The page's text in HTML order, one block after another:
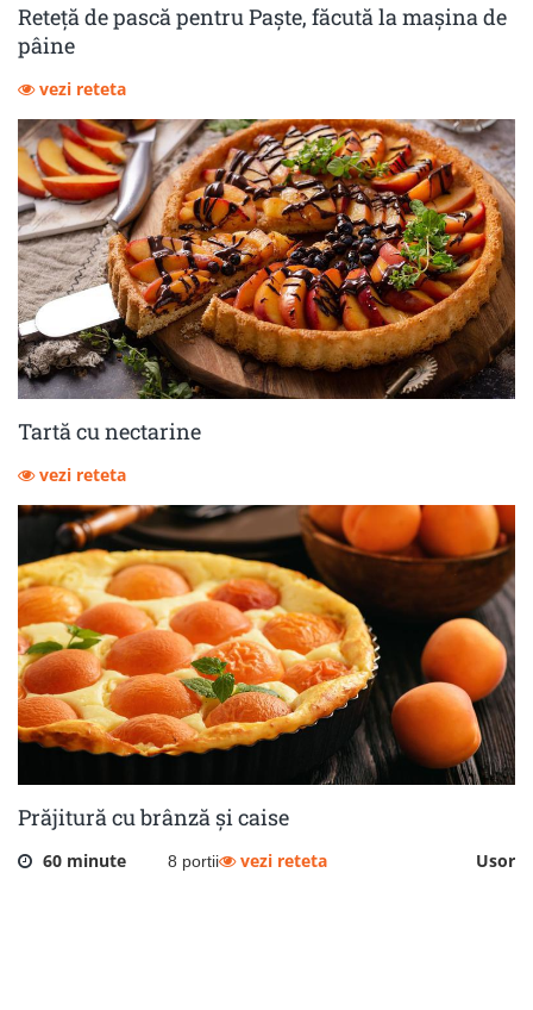
Reteță de pască pentru Paște, făcută la mașina de
pâine
vezi reteta
Tartă cu nectarine
vezi reteta
Prăjitură cu brânză și caise
60 minute 8 portii Usor
vezi reteta